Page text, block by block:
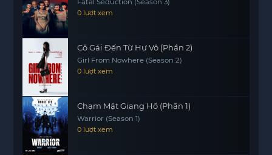
Fatal Seduction (Season 3)
0 lượt xem
Cô Gái Đến Từ Hư Vô (Phần 2)
Girl From Nowhere (Season 2)
0 lượt xem
Chạm Mặt Giang Hồ (Phần 1)
Warrior (Season 1)
0 lượt xem